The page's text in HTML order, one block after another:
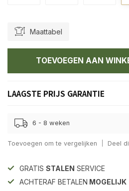
Maattabel
TOEVOEGEN AAN
LAAGSTE PRIJS GARANTIE
6 - 8 weken
Toevoegen om te vergelijken Deel
GRATIS STALEN SERVICE
ACHTERAF BETALEN MOGELIJK